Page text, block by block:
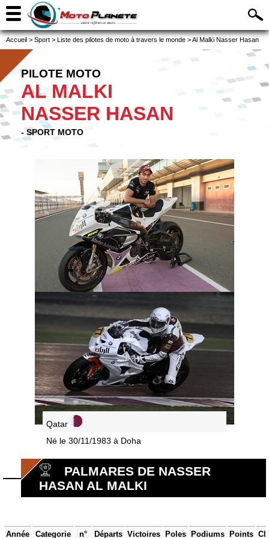
Accueil > Sport > Liste des pilotes de moto à travers le monde >Al Malki Nasser Hasan
PILOTE MOTO
AL MALKI
NASSER HASAN
- SPORT MOTO
Qatar
Né le 30/11/1983 à Doha
PALMARES DE NASSER
HASAN AL MALKI
Année Categorie n° Départs Victoires Poles Podiums Points